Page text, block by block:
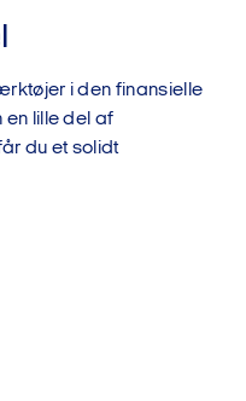
i den finansielle
en lille del af
du et solidt